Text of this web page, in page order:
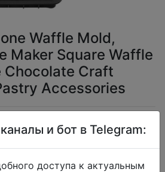
Waffle Mold,
Maker Square Waffle
Chocolate Craft
Accessories
$2.5и бот в Telegram:
доступа к актуальным